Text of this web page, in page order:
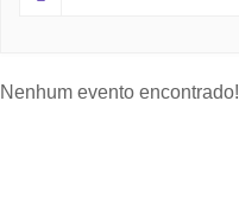
Nenhum evento encontrado!